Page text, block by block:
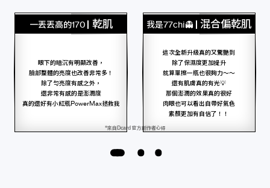
一丟丟高的170 乾肌
眼下的暗沉有明顯改善，
臉部整體的亮度也改善非常多！
除了勻亮度有感之外，
還非常有感的是澎潤度
真的還好有小紅瓶PowerMax拯救我
我是77chi👻 混合偏乾肌
這次全新升級真的又驚艷到
除了保濕度更加提升
就算單擦一瓶也很夠力～～
還有肌膚真的有光💡
那個澎潤的效果真的很好
肉眼也可以看出自帶好氣色
素顏更加有自信了！！
*來自Dcard 官方創作者心得